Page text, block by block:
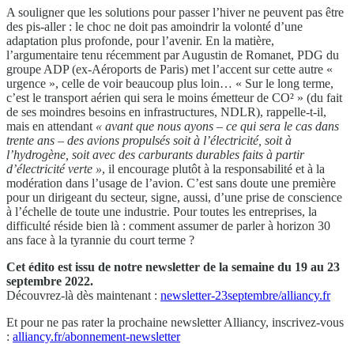
A souligner que les solutions pour passer l’hiver ne peuvent pas être
des pis-aller : le choc ne doit pas amoindrir la volonté d’une
adaptation plus profonde, pour l’avenir. En la matière,
l’argumentaire tenu récemment par Augustin de Romanet, PDG du
groupe ADP (ex-Aéroports de Paris) met l’accent sur cette autre «
urgence », celle de voir beaucoup plus loin… « Sur le long terme,
c’est le transport aérien qui sera le moins émetteur de CO² » (du fait
de ses moindres besoins en infrastructures, NDLR), rappelle-t-il,
mais en attendant « avant que nous ayons – ce qui sera le cas dans
trente ans – des avions propulsés soit à l’électricité, soit à
l’hydrogène, soit avec des carburants durables faits à partir
d’électricité verte », il encourage plutôt à la responsabilité et à la
modération dans l’usage de l’avion. C’est sans doute une première
pour un dirigeant du secteur, signe, aussi, d’une prise de conscience
à l’échelle de toute une industrie. Pour toutes les entreprises, la
difficulté réside bien là : comment assumer de parler à horizon 30
ans face à la tyrannie du court terme ?
Cet édito est issu de notre newsletter de la semaine du 19 au 23
septembre 2022.
Découvrez-là dès maintenant : newsletter-23septembre/alliancy.fr
Et pour ne pas rater la prochaine newsletter Alliancy, inscrivez-vous
: alliancy.fr/abonnement-newsletter